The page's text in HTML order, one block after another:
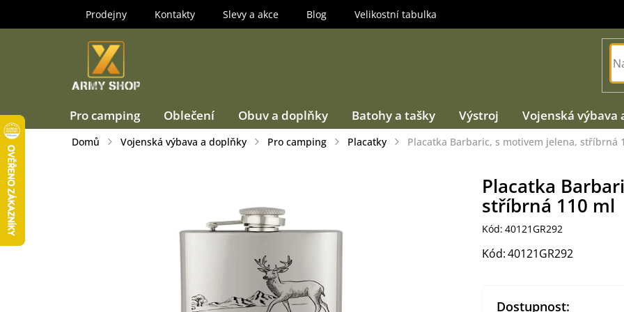
Prodejny Kontakty Slevy a akce Blog Velikostní tabulka
Pro camping Oblečení Obuv a doplňky Batohy a tašky Výstroj Vojenská výbava
Domů Vojenská výbava a doplňky Pro camping Placatky Placatka Barbaric, s motivem jelena, stříbrná
Placatka
stříbrná 110 ml
Kód: 40121GR292
Kód:40121GR292
Dostupnost: